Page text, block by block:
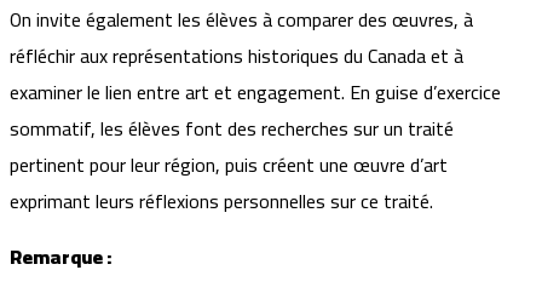
On invite également les élèves à comparer des œuvres, à
réfléchir aux représentations historiques du Canada et à
examiner le lien entre art et engagement. En guise d’exercice
sommatif, les élèves font des recherches sur un traité
pertinent pour leur région, puis créent une œuvre d’art
exprimant leurs réflexions personnelles sur ce traité.
Remarque: